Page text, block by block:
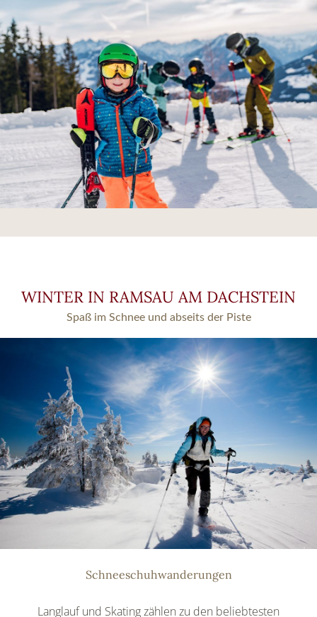
WINTER IN RAMSAU AM DACHSTEIN
Spaß im Schnee und abseits der Piste
Schneeschuhwanderungen
Langlauf und Skating zählen zu den beliebtesten